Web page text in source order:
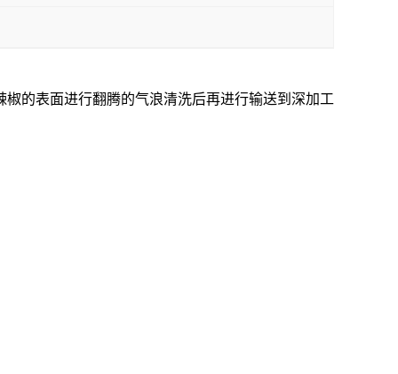
的表面进行翻腾的气浪清洗后再进行输送到深加工